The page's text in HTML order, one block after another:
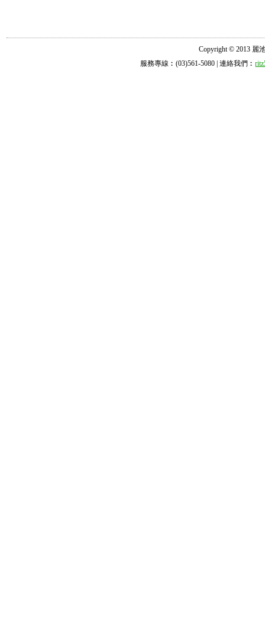
Copyright © 2013 麗
服務專線︰(03)561-5080 | 連絡我們︰